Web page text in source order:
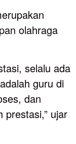
olahraga
selalu ada
guru di
dan
prestasi,” ujar